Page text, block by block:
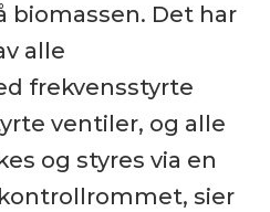
biomassen. Det har
alle
frekvensstyrte
ventiler, og alle
og styres via en
sier